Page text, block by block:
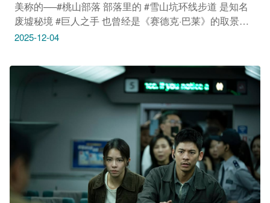
美称的──#桃山部落 部落里的 #雪山坑环线步道 是知名
废墟秘境 #巨人之手 也曾经是《赛德克·巴莱》的取景地
喔！ 此外部落周边还有无菜单原住民料理 及隐藏版甜点
登 #雪山坑环线步道，可至大玩台中APP申请数位完登证
书，蒐集荣耀 活动详情可至「嗨刻台中」官网查询
2025-12-04